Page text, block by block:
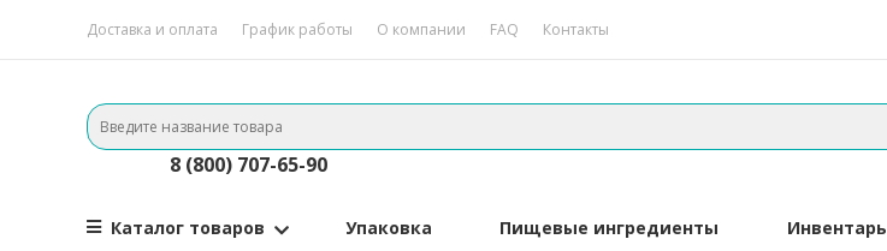
Доставка и оплата График работы О компании FAQ Контакты
8 (800) 707-65-90
Каталог товаров Упаковка Пищевые ингредиенты Инвентарь